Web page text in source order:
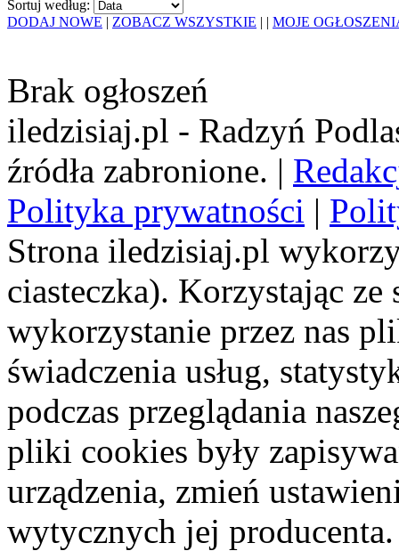
Sortuj według:
DODAJ NOWE | ZOBACZ WSZYSTKIE | | MOJE
Brak ogłoszeń
iledzisiaj.pl - Radzyń
źródła zabronione. |
Polityka prywatności |
Strona iledzisiaj.pl
ciasteczka). Korzystając
wykorzystanie przez nas
świadczenia usług,
podczas przeglądania
pliki cookies były
urządzenia, zmień
wytycznych jej producenta.